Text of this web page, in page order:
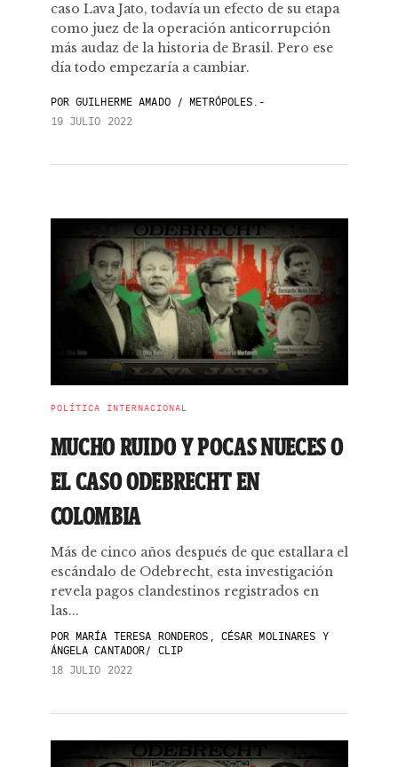
caso Lava Jato, todavía un efecto de su etapa
como juez de la operación anticorrupción
más audaz de la historia de Brasil. Pero ese
día todo empezaría a cambiar.
PORGUILHERME AMADO / METRÓPOLES.-
19 JULIO 2022
POLÍTICA INTERNACIONAL
MUCHO RUIDO Y POCAS NUECES O
EL CASO ODEBRECHT EN
COLOMBIA
Más de cinco años después de que estallara el
escándalo de Odebrecht, esta investigación
revela pagos clandestinos registrados en
las...
PORMARÍA TERESA RONDEROS, CÉSAR MOLINARES Y
ÁNGELA CANTADOR/ CLIP
18 JULIO 2022